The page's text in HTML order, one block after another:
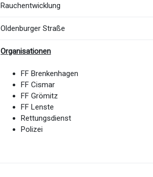
Rauchentwicklung
Oldenburger Straße
Organisationen
FF Brenkenhagen
FF Cismar
FF Grömitz
FF Lenste
Rettungsdienst
Polizei